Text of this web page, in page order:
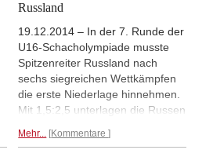
Russland
19.12.2014 – In der 7. Runde der
U16-Schacholympiade musste
Spitzenreiter Russland nach
sechs siegreichen Wettkämpfen
die erste Niederlage hinnehmen.
Mit 1,5:2,5 unterlagen die Russen
und Indien führen nun das Feld
Mehr... Kommentare